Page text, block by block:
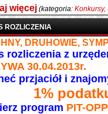
więcej (kategoria: Konkursy,
ROZLICZENIA
DRUHOWIE,
rozliczenia z
30.04.2013r.
przjaciół i
1%
program PIT-